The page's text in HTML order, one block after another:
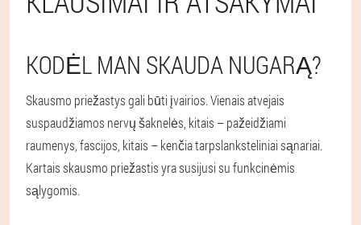
KODĖL MAN SKAUDA NUGARĄ?
Skausmo priežastys gali būti įvairios. Vienais atvejais
suspaudžiamos nervų šaknelės, kitais – pažeidžiami
raumenys, fascijos, kitais – kenčia tarpslanksteliniai sąnariai.
Kartais skausmo priežastis yra susijusi su funkcinėmis
sąlygomis.